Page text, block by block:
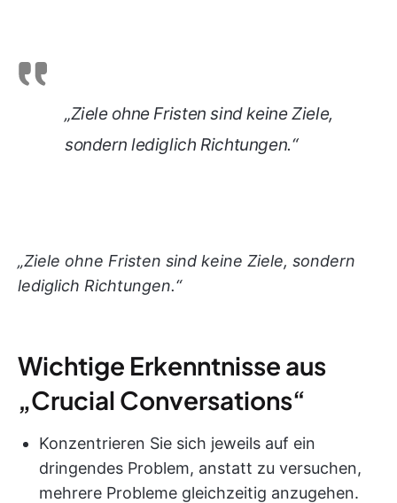
„Ziele ohne Fristen sind keine Ziele,
sondern lediglich Richtungen.“
„Ziele ohne Fristen sind keine Ziele, sondern
lediglich Richtungen.“
Wichtige Erkenntnisse aus
„Crucial Conversations“
Konzentrieren Sie sich jeweils auf ein
dringendes Problem, anstatt zu versuchen,
mehrere Probleme gleichzeitig anzugehen.